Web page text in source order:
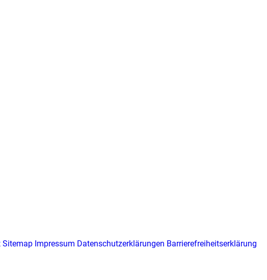
Sitemap Impressum Datenschutzerklärungen Barrierefreiheitserklärung